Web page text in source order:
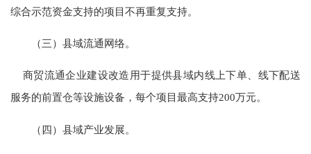
综合示范资金支持的项目不再重复支持。
（三）县域流通网络。
商贸流通企业建设改造用于提供县域内线上下单、线下配送
服务的前置仓等设施设备，每个项目最高支持200万元。
（四）县域产业发展。